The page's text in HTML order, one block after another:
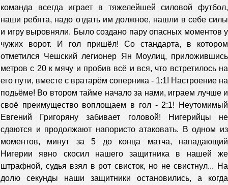
команда всегда играет в тяжелейшей силовой футбол,
наши ребята, надо отдать им должное, нашли в себе силы
и игру выровняли. Было создано пару опасных моментов у
чужих ворот. И гол пришёл! Со стандарта, в котором
отметился Чешский легионер Ян Моулиц, приложившись
метров с 20 к мячу и пробив всё и вся, что встретилось на
его пути, вместе с вратарём соперника - 1:1! Настроение на
подьёме! Во втором тайме начало за нами, играем лучше и
своё преимущество воплощаем в гол - 2:1! Неутомимый
Евгений Григоряну забивает головой! Нигерийцы не
сдаются и продолжают напористо атаковать. В одном из
моментов, минут за 5 до конца матча, нападающий
Нигерии явно скосил нашего защитника в нашей же
штрафной, судья взял в рот свисток, но не свистнул... На
долю секунды наши защитники остановились, а когда